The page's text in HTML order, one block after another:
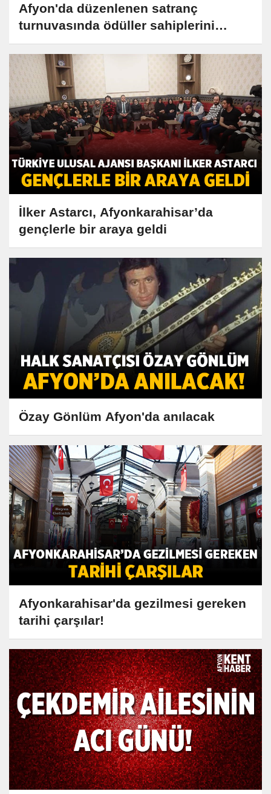
Afyon'da düzenlenen satranç
turnuvasında ödüller sahiplerini
buldu!
İlker Astarcı, Afyonkarahisar’da
gençlerle bir araya geldi
Özay Gönlüm Afyon'da anılacak
Afyonkarahisar'da gezilmesi gereken
tarihi çarşılar!